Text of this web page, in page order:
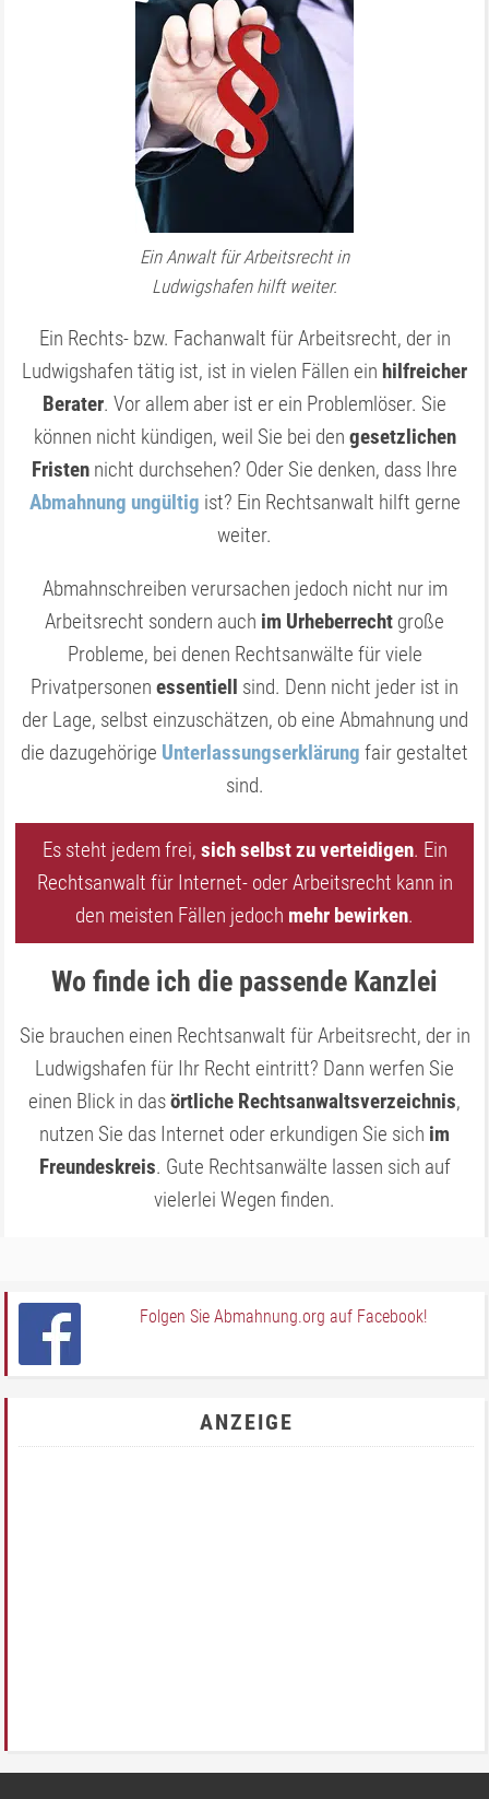
Ein Anwalt für Arbeitsrecht in
Ludwigshafen hilft weiter.
Ein Rechts- bzw. Fachanwalt für Arbeitsrecht, der in
Ludwigshafen tätig ist, ist in vielen Fällen ein hilfreicher
Berater. Vor allem aber ist er ein Problemlöser. Sie
können nicht kündigen, weil Sie bei den gesetzlichen
Fristen nicht durchsehen? Oder Sie denken, dass Ihre
Abmahnung ungültig ist? Ein Rechtsanwalt hilft gerne
weiter.
Abmahnschreiben verursachen jedoch nicht nur im
Arbeitsrecht sondern auch im Urheberrecht große
Probleme, bei denen Rechtsanwälte für viele
Privatpersonen essentiell sind. Denn nicht jeder ist in
der Lage, selbst einzuschätzen, ob eine Abmahnung und
die dazugehörige Unterlassungserklär­ung fair gestaltet
sind.
Es steht jedem frei, sich selbst zu verteidigen. Ein
Rechtsanwalt für Internet- oder Arbeitsrecht kann in
den meisten Fällen jedoch mehr bewirken.
Wo finde ich die passende Kanzlei
Sie brauchen einen Rechtsanwalt für Arbeitsrecht, der in
Ludwigshafen für Ihr Recht eintritt? Dann werfen Sie
einen Blick in dasörtliche Rechtsanwaltsverzeichnis,
nutzen Sie das Internet oder erkundigen Sie sich im
Freundeskreis. Gute Rechtsanwälte lassen sich auf
vielerlei Wegen finden.
Folgen Sie Abmahnung.org auf Facebook!
ANZEIGE